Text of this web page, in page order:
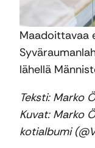
Maadoittavaa
lähellä
Teksti: Marko
Kuvat: Marko
kotialbumi